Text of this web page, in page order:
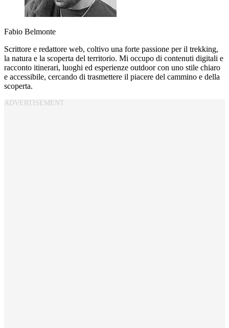
Fabio Belmonte
Scrittore e redattore web, coltivo una forte passione per il trekking,
la natura e la scoperta del territorio. Mi occupo di contenuti digitali e
racconto itinerari, luoghi ed esperienze outdoor con uno stile chiaro
e accessibile, cercando di trasmettere il piacere del cammino e della
scoperta.